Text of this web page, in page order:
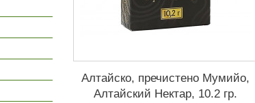
Алтайско, пречистено Мумийо,
Алтайский Нектар, 10.2 гр.